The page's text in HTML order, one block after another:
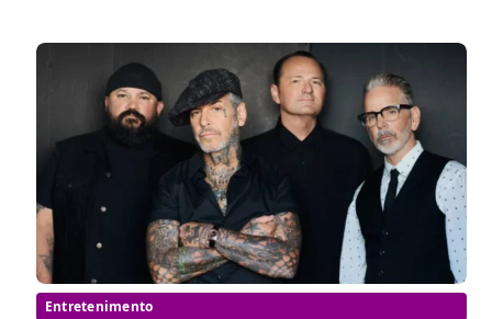
Entretenimento